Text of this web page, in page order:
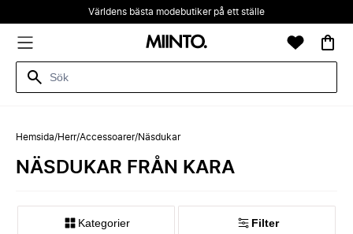
Världens bästa modebutiker på ett ställe
Hemsida/Herr/Accessoarer/Näsdukar
NÄSDUKAR FRÅN KARA
Kategorier Filter